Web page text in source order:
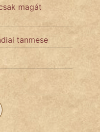
magát
tanmese